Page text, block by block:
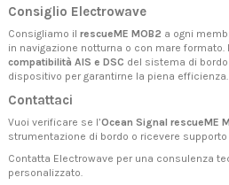
Consiglio Electrowave
Consigliamo il rescueME MOB2 a ogni
in navigazione notturna o con mare
compatibilità AIS e DSC del sistema di
dispositivo per garantirne la piena efficienza.
Contattaci
Vuoi verificare se l’Ocean Signal rescueME
strumentazione di bordo o ricevere
Contatta Electrowave per una consulenza
personalizzato.